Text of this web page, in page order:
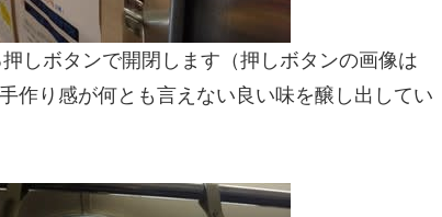
しボタンで開閉します（押しボタンの画像は
作り感が何とも言えない良い味を醸し出してい